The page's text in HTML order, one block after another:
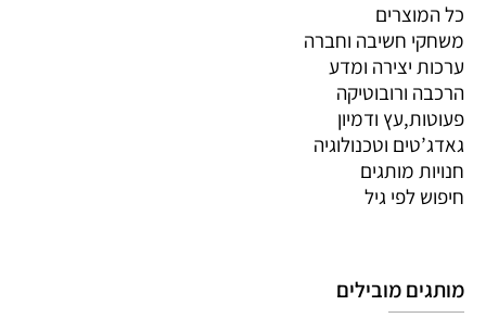
כל המוצרים
משחקי חשיבה וחברה
ערכות יצירה ומדע
הרכבה ורובוטיקה
פעוטות,עץ ודמיון
גאדג’טים וטכנולוגיה
חנויות מותגים
חיפוש לפי גיל
מותגים מובילים